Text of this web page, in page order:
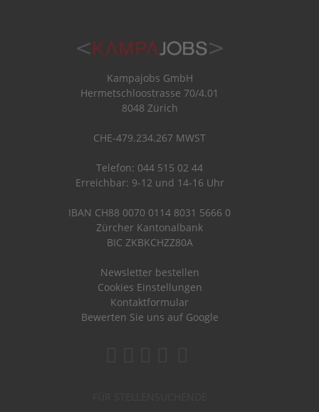
Kampajobs GmbH
Hermetschloostrasse 70/4.01
8048 Zürich
CHE-479.234.267 MWST
Telefon: 044 515 02 44
Erreichbar: 9-12 und 14-16 Uhr
IBAN CH88 0070 0114 8031 5666 0
Zürcher Kantonalbank
BIC ZKBKCHZZ80A
Newsletter bestellen
Cookies Einstellungen
Kontaktformular
Bewerten Sie uns auf Google